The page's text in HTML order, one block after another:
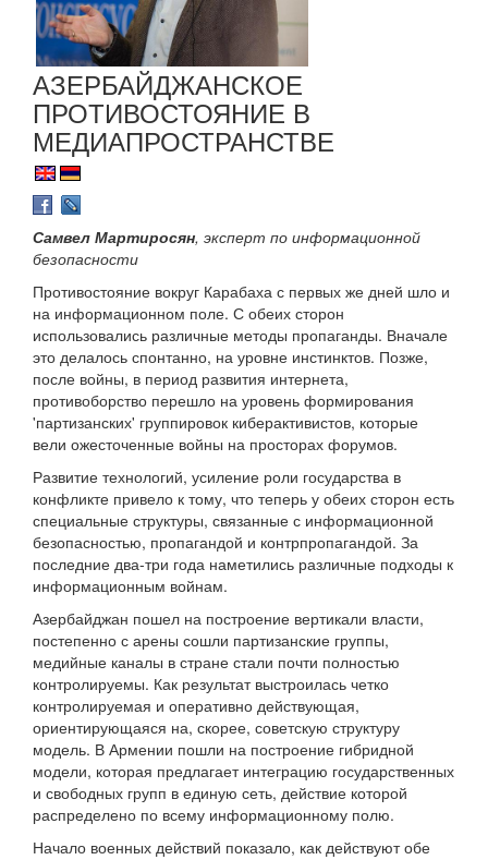
АЗЕРБАЙДЖАНСКОЕ
ПРОТИВОСТОЯНИЕ В
МЕДИАПРОСТРАНСТВЕ
Самвел Мартиросян, эксперт по информационной
безопасности
Противостояние вокруг Карабаха с первых же дней шло и
на информационном поле. С обеих сторон
использовались различные методы пропаганды. Вначале
это делалось спонтанно, на уровне инстинктов. Позже,
после войны, в период развития интернета,
противоборство перешло на уровень формирования
'партизанских' группировок киберактивистов, которые
вели ожесточенные войны на просторах форумов.
Развитие технологий, усиление роли государства в
конфликте привело к тому, что теперь у обеих сторон есть
специальные структуры, связанные с информационной
безопасностью, пропагандой и контрпропагандой. За
последние два-три года наметились различные подходы к
информационным войнам.
Азербайджан пошел на построение вертикали власти,
постепенно с арены сошли партизанские группы,
медийные каналы в стране стали почти полностью
контролируемы. Как результат выстроилась четко
контролируемая и оперативно действующая,
ориентирующаяся на, скорее, советскую структуру
модель. В Армении пошли на построение гибридной
модели, которая предлагает интеграцию государственных
и свободных групп в единую сеть, действие которой
распределено по всему информационному полю.
Начало военных действий показало, как действуют обе